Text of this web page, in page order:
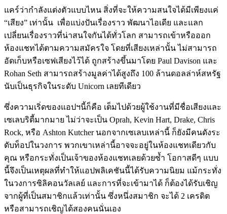
แคร์ว่ากำลังแต่งตัวแบบไหน สิ่งที่จะให้ความสนใจได้มีเพียงแค่
“เสียง” เท่านั้น เพื่อแบ่งปันเรื่องราว พัฒนาไอเดีย และแลก
เปลี่ยนเรื่องราวที่น่าสนใจกันได้ทั่วโลก สามารถเข้าหรือออก
ห้องแชทได้ตามความสมัครใจ โดยที่เสียงเหล่านั้น ไม่สามารถ
อัดเก็บหรือเซฟเสียงไว้ได้ ถูกสร้างขึ้นมาโดย Paul Davison และ
Rohan Seth สามารถสร้างมูลค่าได้สูงถึง 100 ล้านดอลล่าห์สหรัฐ
นับเป็นธุรกิจในระดับ Unicorn เลยทีเดียว
ซึ่งความเริ่ดของแอปฯนี้ก็คือ เต็มไปด้วยผู้ใช้งานที่มีชื่อเสียงและ
เซเลบริตี้มากมาย ไม่ว่าจะเป็น Oprah, Kevin Hart, Drake, Chris
Rock, หรือ Ashton Kutcher นอกจากเซเลบเหล่านี้ ก็ยังมีคนดังระ
ดับท็อปในวงการ พวกเขาเหล่านี้อาจจะอยู่ในห้องแชทเดียวกับ
คุณ หรือกระทั่งเป็นเจ้าของห้องแชทเลยด้วยซ้ำ โอกาสดีๆ แบบ
นี้จึงเป็นเหตุผลที่ทำให้แอปพลิเคชันนี้ได้รับความนิยม แม้กระทั่ง
ในวงการซิลิคอนวัลเลย์ และการที่จะเข้ามาได้ ก็ต้องได้รับเชิญ
จากผู้ที่เป็นสมาชิกแล้วเท่านั้น ซึ่งหนึ่งสมาชิก จะได้ 2 เครดิต
หรือสามารถเชิญได้สองคนนั่นเอง